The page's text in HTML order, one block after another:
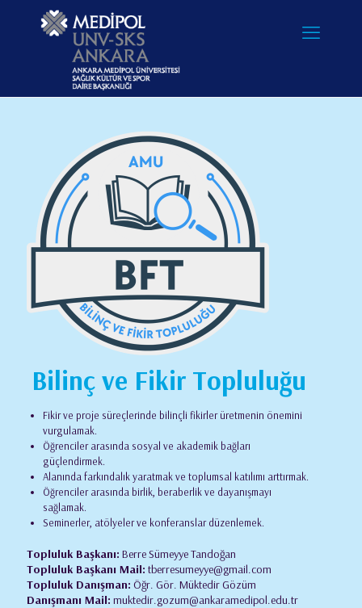
Bilinç ve Fikir Topluluğu
Fikir ve proje süreçlerinde bilinçli fikirler üretmenin önemini
vurgulamak.
Öğrenciler arasında sosyal ve akademik bağları
güçlendirmek.
Alanında farkındalık yaratmak ve toplumsal katılımı arttırmak.
Öğrenciler arasında birlik, beraberlik ve dayanışmayı
sağlamak.
Seminerler, atölyeler ve konferanslar düzenlemek.
Topluluk Başkanı: Berre Sümeyye Tandoğan
Topluluk Başkanı Mail: tberresumeyye@gmail.com
Topluluk Danışman: Öğr. Gör. Müktedir Gözüm
Danışmanı Mail: muktedir.gozum@ankaramedipol.edu.tr